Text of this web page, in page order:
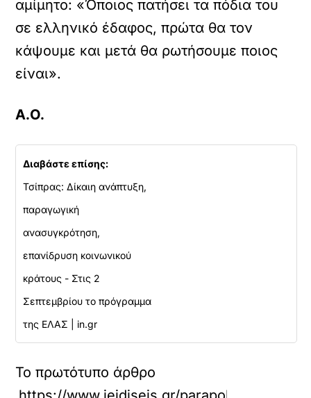
αμίμητο: «Όποιος πατήσει τα πόδια του
σε ελληνικό έδαφος, πρώτα θα τον
κάψουμε και μετά θα ρωτήσουμε ποιος
είναι».
Α.Ο.
Διαβάστε επίσης:
Τσίπρας: Δίκαιη ανάπτυξη,
παραγωγική
ανασυγκρότηση,
επανίδρυση κοινωνικού
κράτους - Στις 2
Σεπτεμβρίου το πρόγραμμα
της ΕΛΑΣ | in.gr
Το πρωτότυπο άρθρο